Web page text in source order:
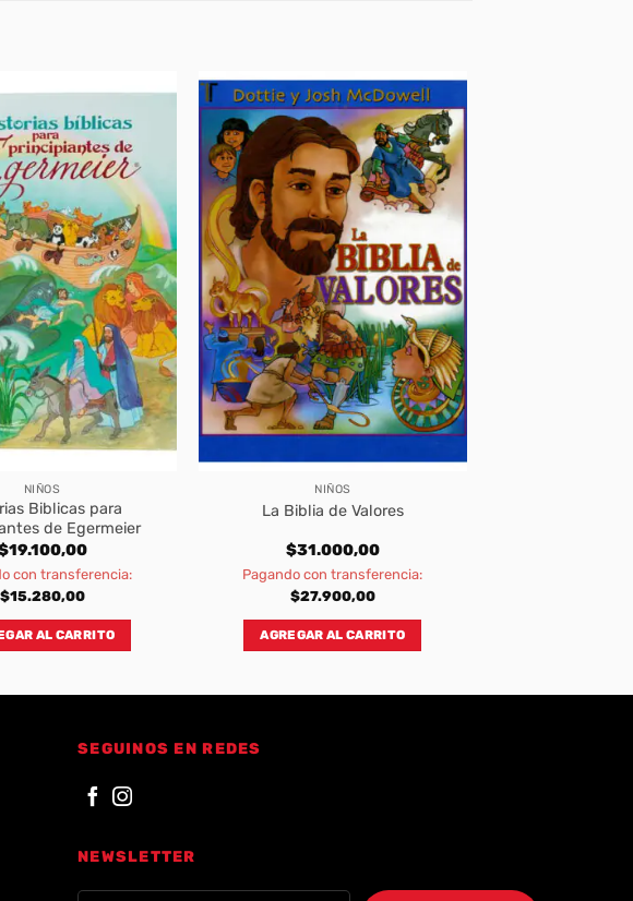
NIÑOS
Biblicas para
de Egermeier
19.100,00
con transferencia:
$15.280,00
AL CARRITO
NIÑOS
La Biblia de Valores
$31.000,00
Pagando con transferencia:
$27.900,00
AGREGAR AL CARRITO
SEGUINOS EN REDES
NEWSLETTER